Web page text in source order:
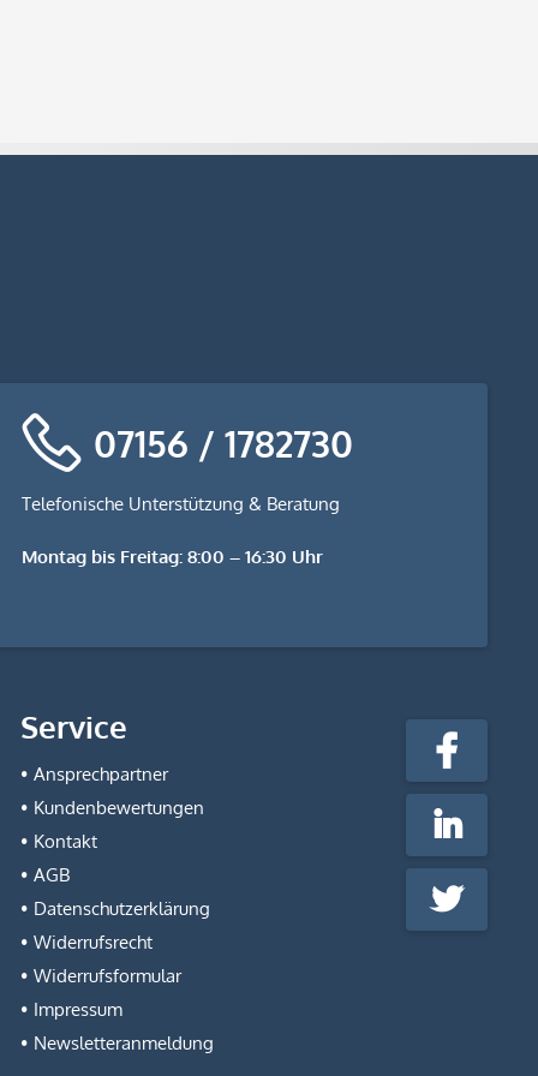
07156 / 1782730
Telefonische Unterstützung & Beratung
Montag bis Freitag: 8:00 – 16:30 Uhr
Service
Ansprechpartner
Kundenbewertungen
Kontakt
AGB
Datenschutzerklärung
Widerrufsrecht
Widerrufsformular
Impressum
Newsletteranmeldung
stempel-
fabrik.de
@Social
Media
Facebook
LinkedIn
Twitter